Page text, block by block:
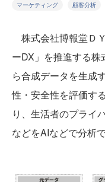
マーケティング 顧客分析
株式会社博報堂Ｄ
ーDX」を推進する
ら合成データを生成
性・安全性を評価す
り、生活者のプライ
などをAIなどで分析